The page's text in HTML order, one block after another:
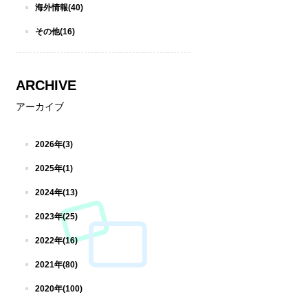
海外情報(40)
その他(16)
ARCHIVE
アーカイブ
2026年(3)
2025年(1)
2024年(13)
2023年(25)
2022年(16)
2021年(80)
2020年(100)